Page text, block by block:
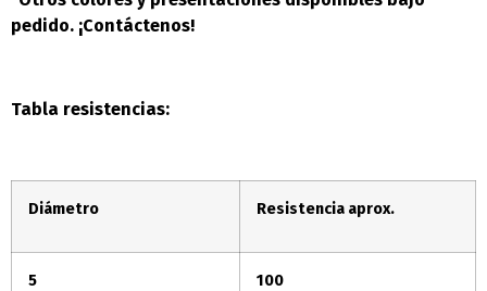
pedido. ¡Contáctenos!
Tabla resistencias:
Diámetro Resistencia aprox.
5 100